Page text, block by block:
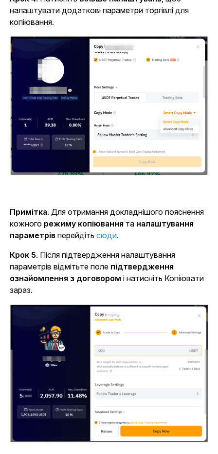
налаштувати додаткові параметри торгівлі для
копіювання.
Примітка. Для отримання докладнішого пояснення
кожного режиму копіювання та налаштування
параметрів перейдіть сюди.
Крок 5. Після підтвердження налаштування
параметрів відмітьте поле підтвердження
ознайомлення з договором і натисніть Копіювати
зараз.